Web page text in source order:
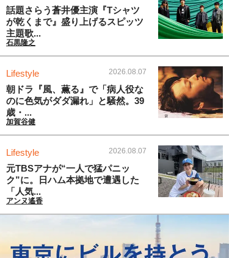
話題さらう蒼井優主演『Tシャツ
が乾くまで』盛り上げるスピッツ
主題歌...
石黒隆之
Lifestyle 2026.08.07
朝ドラ『風、薫る』で「病人役な
のに色気がダダ漏れ」と騒然。39
歳・...
加賀谷健
Lifestyle 2026.08.07
元TBSアナが“一人で猛パニッ
ク”に。日ハム本拠地で遭遇した
「人気...
アンヌ遙香